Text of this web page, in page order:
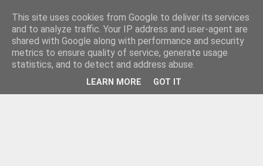
This site uses cookies from Google to deliver its services
and to analyze traffic. Your IP address and user-agent are
shared with Google along with performance and security
metrics to ensure quality of service, generate usage
statistics, and to detect and address abuse.
LEARN MORE GOT IT